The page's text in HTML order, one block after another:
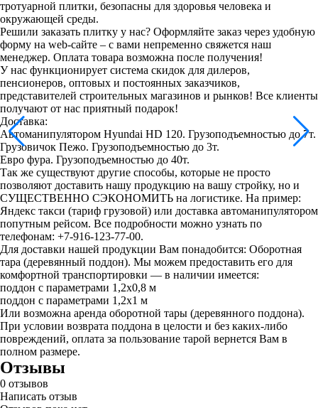
тротуарной плитки, безопасны для здоровья человека и
окружающей среды.
Решили заказать плитку у нас? Оформляйте заказ через удобную
форму на web-сайте – с вами непременно свяжется наш
менеджер. Оплата товара возможна после получения!
У нас функционирует система скидок для дилеров,
пенсионеров, оптовых и постоянных заказчиков,
представителей строительных магазинов и рынков! Все клиенты
получают от нас приятный подарок!
Доставка:
Автоманипулятором Hyundai HD 120. Грузоподъемностью до 7т.
Грузовичок Пежо. Грузоподъемностью до 3т.
Евро фура. Грузоподъемностью до 40т.
Так же существуют другие способы, которые не просто
позволяют доставить нашу продукцию на вашу стройку, но и
СУЩЕСТВЕННО СЭКОНОМИТЬ на логистике. На пример:
Яндекс такси (тариф грузовой) или доставка автоманипулятором
попутным рейсом. Все подробности можно узнать по
телефонам: +7-916-123-77-00.
Для доставки нашей продукции Вам понадобится: Оборотная
тара (деревянный поддон). Мы можем предоставить его для
комфортной транспортировки — в наличии имеется:
поддон с параметрами 1,2х0,8 м
поддон с параметрами 1,2х1 м
Или возможна аренда оборотной тары (деревянного поддона).
При условии возврата поддона в целости и без каких-либо
повреждений, оплата за пользование тарой вернется Вам в
полном размере.
Отзывы
0 отзывов
Написать отзыв